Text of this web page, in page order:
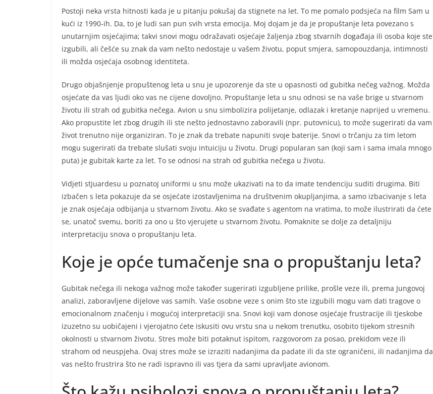
Postoji neka vrsta hitnosti kada je u pitanju pokušaj da stignete na let. To me pomalo podsjeća na film Sam u
kući iz 1990-ih. Da, to je ludi san pun svih vrsta emocija. Moj dojam je da je propuštanje leta povezano s
unutarnjim osjećajima; takvi snovi mogu odražavati osjećaje žaljenja zbog stvarnih događaja ili osoba koje ste
izgubili, ali češće su znak da vam nešto nedostaje u vašem životu, poput smjera, samopouzdanja, intimnosti
ili možda osjećaja osobnog identiteta.
Drugo objašnjenje propuštenog leta u snu je upozorenje da ste u opasnosti od gubitka nečeg važnog. Možda
osjećate da vas ljudi oko vas ne cijene dovoljno. Propuštanje leta u snu odnosi se na vaše brige u stvarnom
životu ili strah od gubitka nečega. Avion u snu simbolizira polijetanje, odlazak i kretanje naprijed u vremenu.
Ako propustite let zbog drugih ili ste nešto jednostavno zaboravili (npr. putovnicu), to može sugerirati da vam
život trenutno nije organiziran. To je znak da trebate napuniti svoje baterije. Snovi o trčanju za tim letom
mogu sugerirati da trebate slušati svoju intuiciju u životu. Drugi popularan san (koji sam i sama imala mnogo
puta) je gubitak karte za let. To se odnosi na strah od gubitka nečega u životu.
Vidjeti stjuardesu u poznatoj uniformi u snu može ukazivati na to da imate tendenciju suditi drugima. Biti
izbačen s leta pokazuje da se osjećate izostavljenima na društvenim okupljanjima, a samo izbacivanje s leta
je znak osjećaja odbijanja u stvarnom životu. Ako se svađate s agentom na vratima, to može ilustrirati da ćete
se, unatoč svemu, boriti za ono u što vjerujete u stvarnom životu. Pomaknite se dolje za detaljniju
interpretaciju snova o propuštanju leta.
Koje je opće tumačenje sna o propuštanju leta?
Gubitak nečega ili nekoga važnog može također sugerirati izgubljene prilike, prošle veze ili, prema Jungovoj
analizi, zaboravljene dijelove vas samih. Vaše osobne veze s onim što ste izgubili mogu vam dati tragove o
emocionalnom značenju i mogućoj interpretaciji sna. Snovi koji vam donose osjećaje frustracije ili tjeskobe
izuzetno su uobičajeni i vjerojatno ćete iskusiti ovu vrstu sna u nekom trenutku, osobito tijekom stresnih
okolnosti u stvarnom životu. Stres može biti potaknut ispitom, razgovorom za posao, prekidom veze ili
strahom od neuspjeha. Ovaj stres može se izraziti nadanjima da padate ili da ste ograničeni, ili nadanjima da
vas nešto frustrira što ne radi ispravno ili vas tjera da sami upravljate avionom.